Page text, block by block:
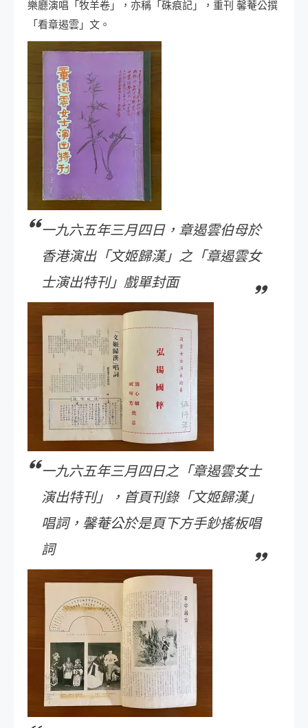
樂廳演唱「牧羊卷」，亦稱「硃痕記」，重刊 馨菴公撰
「看章遏雲」文。
一九六五年三月四日，章遏雲伯母於
香港演出「文姬歸漢」之「章遏雲女
士演出特刊」戲單封面
一九六五年三月四日之「章遏雲女士
演出特刊」，首頁刊錄「文姬歸漢」
唱詞，馨菴公於是頁下方手鈔搖板唱
詞